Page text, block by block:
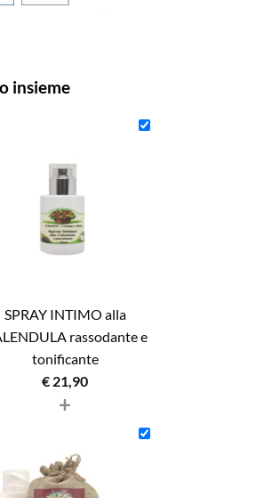
insieme
SPRAY INTIMO alla
rassodante e
tonificante
€ 21,90
+